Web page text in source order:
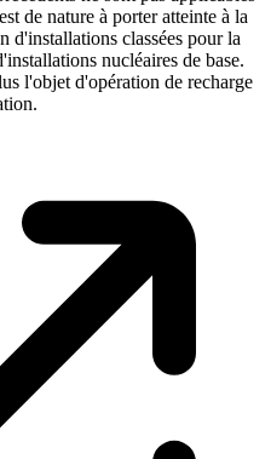
de nature à porter atteinte à la
d'installations classées pour la
nucléaires de base.
l'objet d'opération de recharge